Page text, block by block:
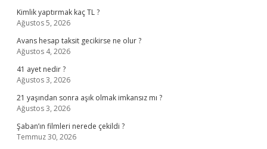
Kimlik yaptırmak kaç TL ?
Ağustos 5, 2026
Avans hesap taksit gecikirse ne olur ?
Ağustos 4, 2026
41 ayet nedir ?
Ağustos 3, 2026
21 yaşından sonra aşık olmak imkansız mı ?
Ağustos 3, 2026
Şaban’ın filmleri nerede çekildi ?
Temmuz 30, 2026